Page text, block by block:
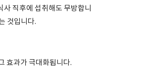
직후에 섭취해도 무방합니
것입니다.
효과가 극대화됩니다.